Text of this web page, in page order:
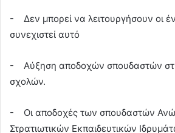
- Δεν μπορεί να λειτουργήσουν οι
συνεχιστεί αυτό
- Αύξηση αποδοχών σπουδαστών
σχολών.
- Οι αποδοχές των σπουδαστών
Στρατιωτικών Εκπαιδευτικών